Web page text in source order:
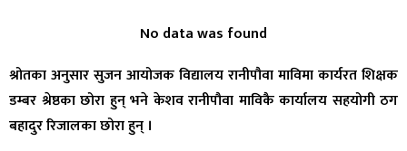
No data was found
श्रोतका अनुसार सुजन आयोजक विद्यालय रानीपौवा माविमा कार्यरत शिक्षक
डम्बर श्रेष्ठका छोरा हुन् भने केशव रानीपौवा माविकै कार्यालय सहयोगी ठग
बहादुर रिजालका छोरा हुन् ।